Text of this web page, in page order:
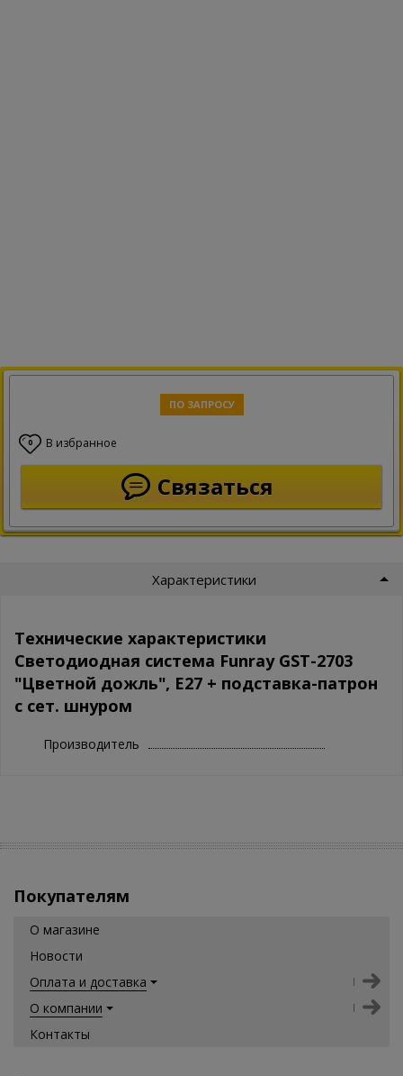
ПО ЗАПРОСУ
0 В избранное
Связаться
Характеристики
Технические характеристики
Светодиодная система Funray GST-2703
"Цветной дожль", E27 + подставка-патрон
с сет. шнуром
Производитель
Покупателям
О магазине
Новости
Оплата и доставка
О компании
Контакты